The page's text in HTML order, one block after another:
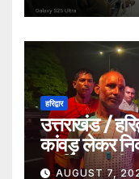
विडिओ !!
हरिद्वार
उत्तराखंड /
कांवड़ लेकर
समर्पित अनूठी
AUGUST 7,